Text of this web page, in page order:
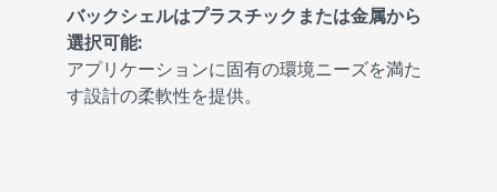
バックシェルはプラスチックまたは金属から
選択可能:
アプリケーションに固有の環境ニーズを満た
す設計の柔軟性を提供。